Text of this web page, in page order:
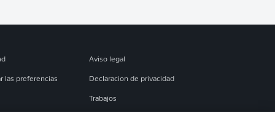
Aviso legal
las preferencias Declaracion de privacidad
Trabajos